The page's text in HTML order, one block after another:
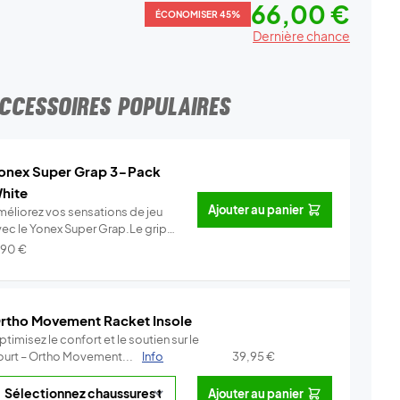
ÉCONOMISER 45% 66,00 €
Dernière chance
POPULAIRES
Super Grap 3-Pack
vos sensations de jeu
le Yonex Super Grap.Le grip
Info
€
Ajouter au panier
Movement Racket Insole
le confort et le soutien sur le
– Ortho Movement...
Info 39,95€
Ajouter au panier